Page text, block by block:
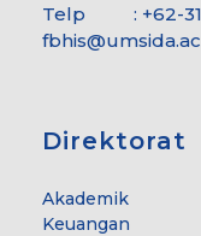
Telp : +62-
Direktorat
Akademik
Keuangan